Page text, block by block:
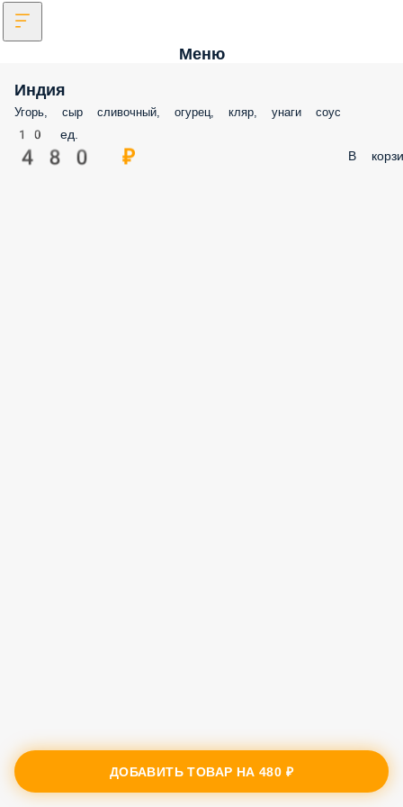
Меню
Индия
Угорь, сыр сливочный, огурец, кляр, унаги соус
10 ед.
480 ₽ В
ДОБАВИТЬ ТОВАР НА480 ₽